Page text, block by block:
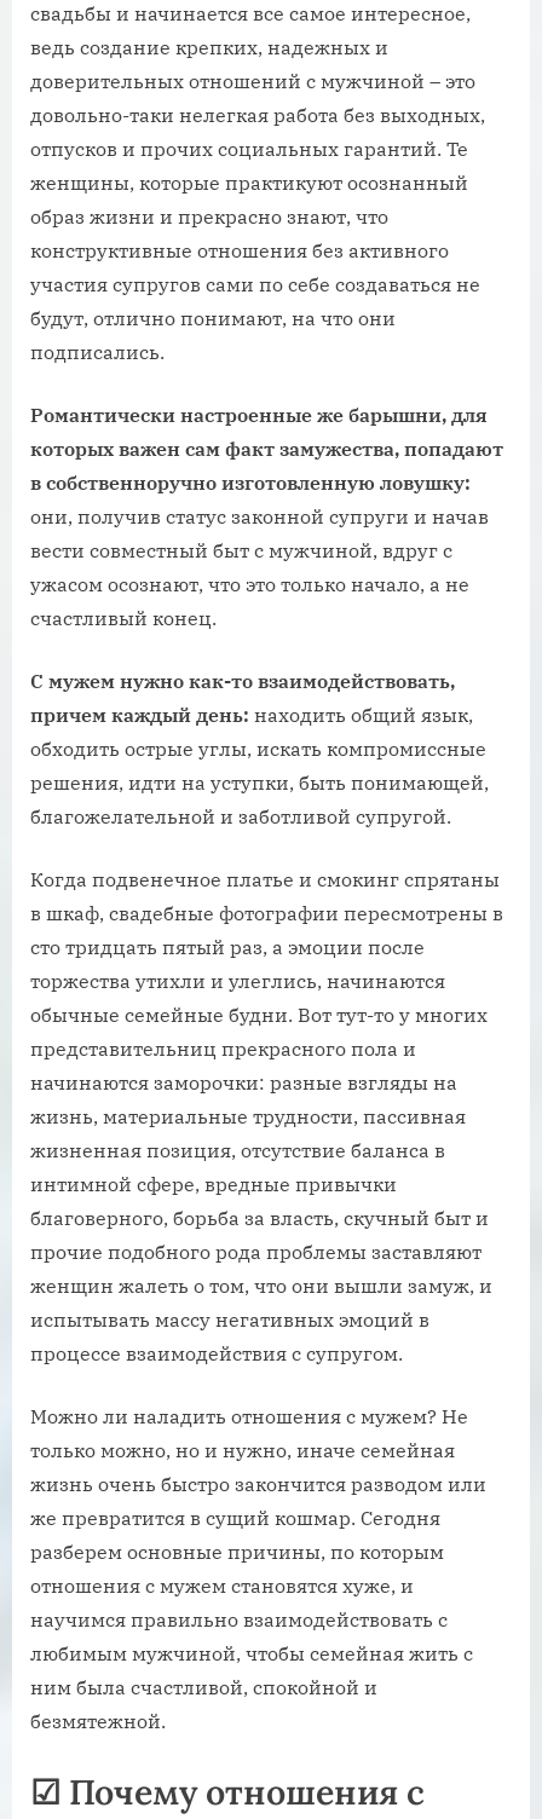
свадьбы и начинается все самое интересное,
ведь создание крепких, надежных и
доверительных отношений с мужчиной – это
довольно-таки нелегкая работа без выходных,
отпусков и прочих социальных гарантий. Те
женщины, которые практикуют осознанный
образ жизни и прекрасно знают, что
конструктивные отношения без активного
участия супругов сами по себе создаваться не
будут, отлично понимают, на что они
подписались.
Романтически настроенные же барышни, для
которых важен сам факт замужества, попадают
в собственноручно изготовленную ловушку:
они, получив статус законной супруги и начав
вести совместный быт с мужчиной, вдруг с
ужасом осознают, что это только начало, а не
счастливый конец.
С мужем нужно как-то взаимодействовать,
причем каждый день: находить общий язык,
обходить острые углы, искать компромиссные
решения, идти на уступки, быть понимающей,
благожелательной и заботливой супругой.
Когда подвенечное платье и смокинг спрятаны
в шкаф, свадебные фотографии пересмотрены в
сто тридцать пятый раз, а эмоции после
торжества утихли и улеглись, начинаются
обычные семейные будни. Вот тут-то у многих
представительниц прекрасного пола и
начинаются заморочки: разные взгляды на
жизнь, материальные трудности, пассивная
жизненная позиция, отсутствие баланса в
интимной сфере, вредные привычки
благоверного, борьба за власть, скучный быт и
прочие подобного рода проблемы заставляют
женщин жалеть о том, что они вышли замуж, и
испытывать массу негативных эмоций в
процессе взаимодействия с супругом.
Можно ли наладить отношения с мужем? Не
только можно, но и нужно, иначе семейная
жизнь очень быстро закончится разводом или
же превратится в сущий кошмар. Сегодня
разберем основные причины, по которым
отношения с мужем становятся хуже, и
научимся правильно взаимодействовать с
любимым мужчиной, чтобы семейная жить с
ним была счастливой, спокойной и
безмятежной.
☑ Почему отношения с